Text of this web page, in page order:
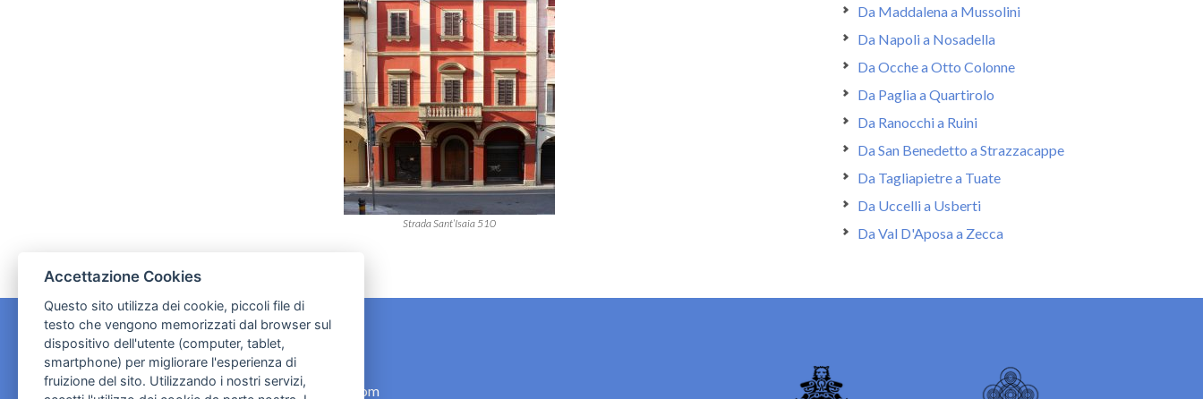
Strada Sant’Isaia 510
Da Maddalena a Mussolini
Da Napoli a Nosadella
Da Ocche a Otto Colonne
Da Paglia a Quartirolo
Da Ranocchi a Ruini
Da San Benedetto a Strazzacappe
Da Tagliapietre a Tuate
Da Uccelli a Usberti
Da Val D'Aposa a Zecca
CONTATTI
contact.originebologna@gmail.com
Accettazione Cookies
Questo sito utilizza dei cookie, piccoli file di
testo che vengono memorizzati dal browser sul
dispositivo dell'utente (computer, tablet,
smartphone) per migliorare l'esperienza di
fruizione del sito. Utilizzando i nostri servizi,